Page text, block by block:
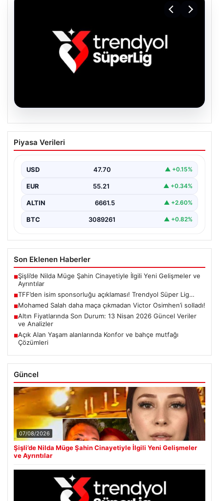
TFF’den isim sponsorluğu açıklaması!
Trendyol Süper Lig…
Piyasa Verileri
USD 47.70 ▲ +0.15%
EUR 55.21 ▲ +0.34%
ALTIN 6661.5 ▲ +2.60%
BTC 3089261 ▲ +0.82%
Son Eklenen Haberler
■Şişli’de Nilda Müge Şahin Cinayetiyle İlgili Yeni Gelişmeler ve
Ayrıntılar
■TFF’den isim sponsorluğu açıklaması! Trendyol Süper Lig…
■Mohamed Salah daha maça çıkmadan Victor Osimhen’i solladı!
■Altın Fiyatlarında Son Durum: 13 Nisan 2026 Güncel Veriler
ve Analizler
■Açık Alan Yaşam alanlarında Konfor ve bahçe mutfağı
Çözümleri
Güncel
07/08/2026
Şişli’de Nilda Müge Şahin Cinayetiyle İlgili Yeni Gelişmeler
ve Ayrıntılar